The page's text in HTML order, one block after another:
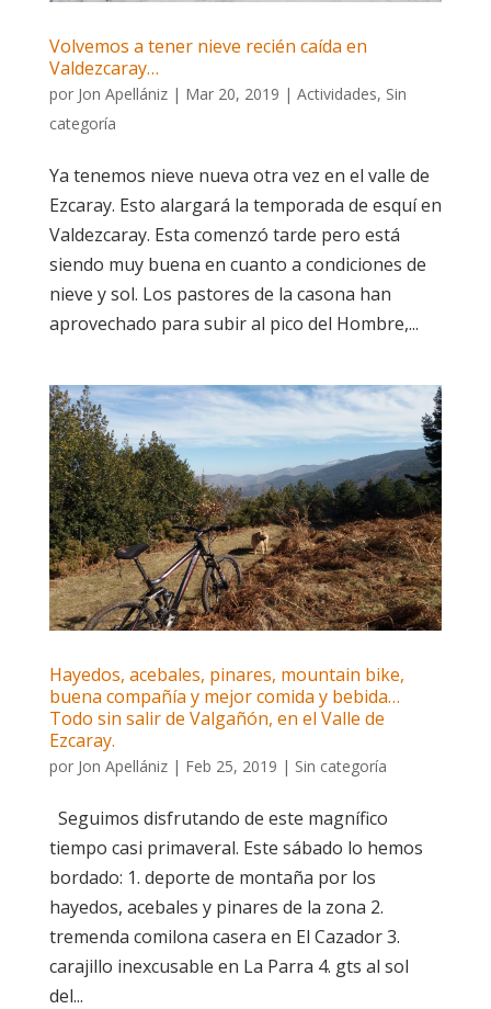
Volvemos a tener nieve recién caída en
Valdezcaray…
por Jon Apellániz| Mar 20, 2019 | Actividades, Sin
categoría
Ya tenemos nieve nueva otra vez en el valle de
Ezcaray. Esto alargará la temporada de esquí en
Valdezcaray. Esta comenzó tarde pero está
siendo muy buena en cuanto a condiciones de
nieve y sol. Los pastores de la casona han
aprovechado para subir al pico del Hombre,...
Hayedos, acebales, pinares, mountain bike,
buena compañía y mejor comida y bebida…
Todo sin salir de Valgañón, en el Valle de
Ezcaray.
por Jon Apellániz| Feb 25, 2019 | Sin categoría
Seguimos disfrutando de este magnífico
tiempo casi primaveral. Este sábado lo hemos
bordado: 1. deporte de montaña por los
hayedos, acebales y pinares de la zona 2.
tremenda comilona casera en El Cazador 3.
carajillo inexcusable en La Parra 4. gts al sol
del...